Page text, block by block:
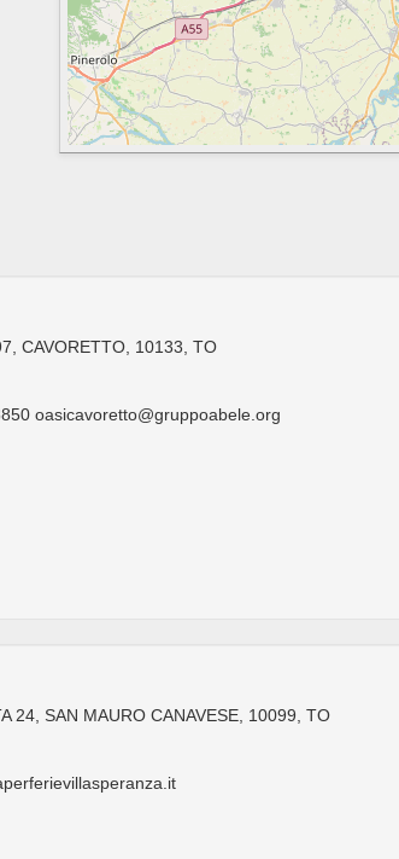
CAVORETTO, 10133, TO
oasicavoretto@gruppoabele.org
24, SAN MAURO CANAVESE, 10099, TO